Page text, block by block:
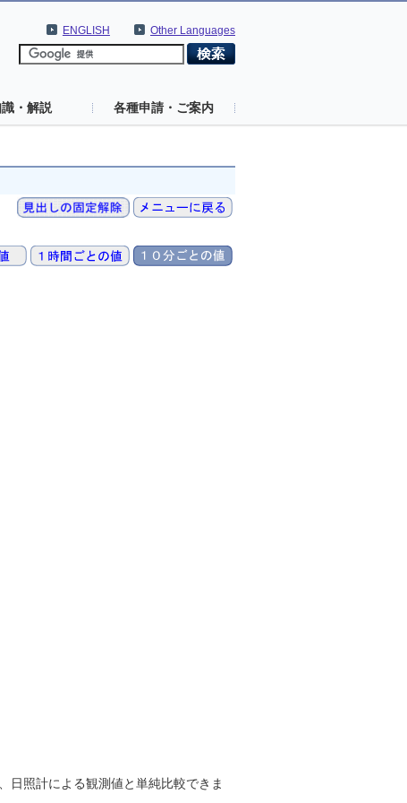
Other Languages
ENGLISH
・解説 各種申請・ご案内
日照計による観測値と単純比較できま